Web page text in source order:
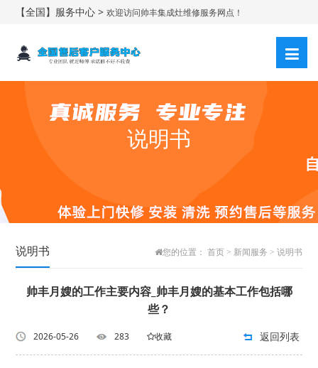
【全国】服务中心 >欢迎访问帅丰集成灶维修服务网点！
说明书
说明书 您的位置： 首页> 新闻服务 > 说明书
帅丰月嫂的工作主要内容_帅丰月嫂的基本工作包括哪
些？
2026-05-26 283 收藏 返回列表